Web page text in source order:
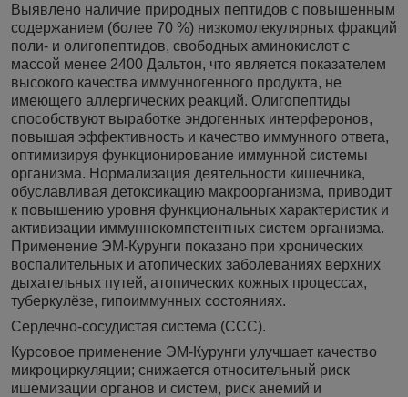
Выявлено наличие природных пептидов с повышенным
содержанием (более 70 %) низкомолекулярных фракций
поли- и олигопептидов, свободных аминокислот с
массой менее 2400 Дальтон, что является показателем
высокого качества иммунногенного продукта, не
имеющего аллергических реакций. Олигопептиды
способствуют выработке эндогенных интерферонов,
повышая эффективность и качество иммунного ответа,
оптимизируя функционирование иммунной системы
организма. Нормализация деятельности кишечника,
обуславливая детоксикацию макроорганизма, приводит
к повышению уровня функциональных характеристик и
активизации иммуннокомпетентных систем организма.
Применение ЭМ-Курунги показано при хронических
воспалительных и атопических заболеваниях верхних
дыхательных путей, атопических кожных процессах,
туберкулёзе, гипоиммунных состояниях.
Сердечно-сосудистая система (ССС).
Курсовое применение ЭМ-Курунги улучшает качество
микроциркуляции; снижается относительный риск
ишемизации органов и систем, риск анемий и